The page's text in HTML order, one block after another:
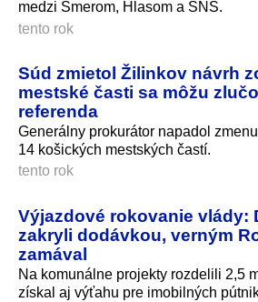
medzi Smerom, Hlasom a SNS.
tento rok
Súd zmietol Žilinkov návrh
mestské časti sa môžu
referenda
Generálny prokurátor napadol
14 košických mestských častí.
tento rok
Výjazdové rokovanie vlády:
zakryli dodávkou, verným
zamával
Na komunálne projekty rozdelili 2,5
získal aj výťahu pre imobilných